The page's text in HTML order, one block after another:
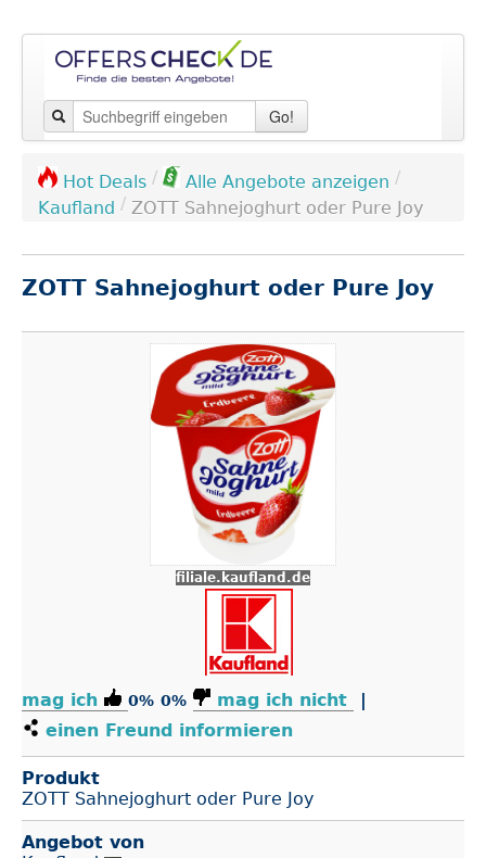
Go!
Hot Deals / Alle Angebote anzeigen /
Kaufland / ZOTT Sahnejoghurt oder Pure Joy
ZOTT Sahnejoghurt oder Pure Joy
filiale.kaufland.de
mag ich 0% 0% mag ich nicht
einen Freund informieren
Produkt
ZOTT Sahnejoghurt oder Pure Joy
Angebot von